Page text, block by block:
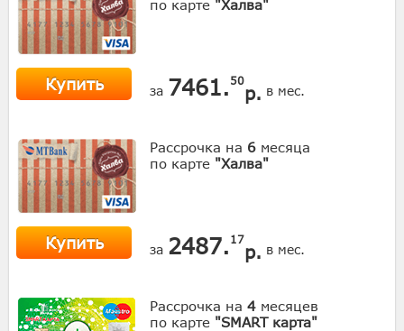
по карте "Халва"
Купить за 7461. 50
р. в мес.
Рассрочка на 6 месяца
по карте "Халва"
Купить за 2487. 17
р. в мес.
Рассрочка на 4 месяцев
по карте "SMART карта"